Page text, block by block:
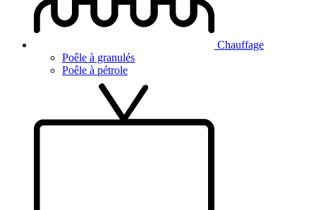
Chauffage
Poêle à granulés
Poêle à pétrole